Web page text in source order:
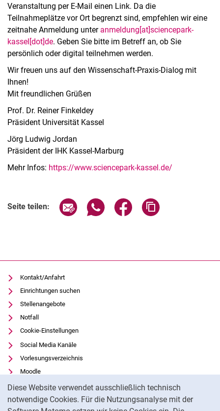
Diese Website verwendet ausschließlich technisch
notwendige Cookies. Für die Nutzungsanalyse mit der
Veranstaltung per E-Mail einen Link. Da die
Teilnahmeplätze vor Ort begrenzt sind, empfehlen wir eine
zeitnahe Anmeldung unter anmeldung[at]sciencepark-
kassel[dot]de. Geben Sie bitte im Betreff an, ob Sie
persönlich oder digital teilnehmen werden.
Wir freuen uns auf den Wissenschaft-Praxis-Dialog mit
Ihnen!
Mit freundlichen Grüßen
Prof. Dr. Reiner Finkeldey
Präsident Universität Kassel
Jörg Ludwig Jordan
Präsident der IHK Kassel-Marburg
Mehr Infos: https://www.sciencepark-kassel.de/
Seite teilen: Seite über E-Mail teilen
Seite über WhatsApp teilen
Seite über Facebook
Kontakt/Anfahrt
Einrichtungen suchen
Stellenangebote
Notfall
Cookie-Einstellungen
Social Media Kanäle
Vorlesungsverzeichnis
Moodle
Panopto
Universitätsbibliothek